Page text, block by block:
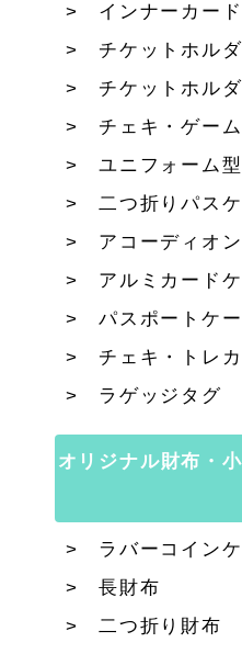
インナーカー
チケットホル
チケットホル
チェキ・ゲー
ユニフォーム
二つ折りパス
アコーディオ
アルミカード
パスポートケ
チェキ・トレ
ラゲッジタグ
オリジナル財布・
ラバーコイン
長財布
二つ折り財布